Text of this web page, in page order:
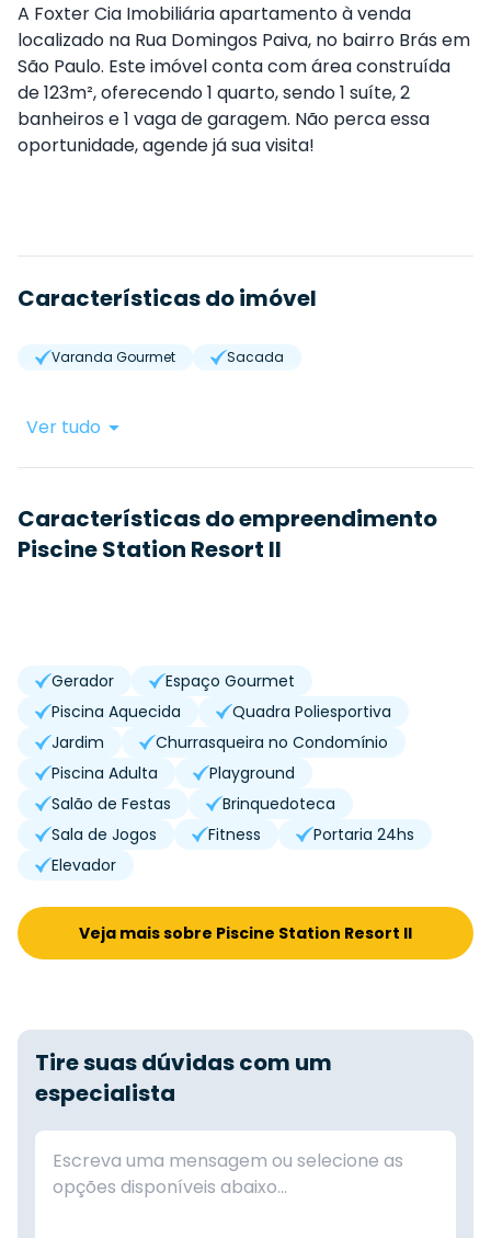
A Foxter Cia Imobiliária apartamento à venda
localizado na Rua Domingos Paiva, no bairro Brás em
São Paulo. Este imóvel conta com área construída
de 123m², oferecendo 1 quarto, sendo 1 suíte, 2
banheiros e 1 vaga de garagem. Não perca essa
oportunidade, agende já sua visita!
Características do imóvel
Varanda Gourmet Sacada
Ver tudo
Características do empreendimento
Piscine Station Resort II
Gerador
Espaço Gourmet
Piscina Aquecida
Quadra Poliesportiva
Jardim
Churrasqueira no Condomínio
Piscina Adulta
Playground
Salão de Festas
Brinquedoteca
Sala de Jogos
Fitness
Portaria 24hs
Elevador
Veja mais sobre Piscine Station Resort II
Tire suas dúvidas com um
especialista